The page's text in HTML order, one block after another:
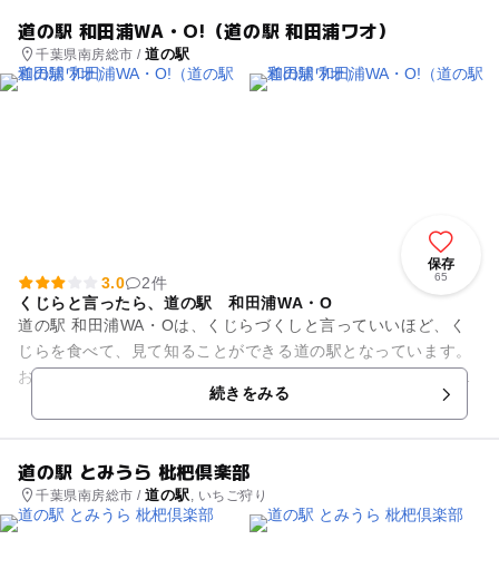
道の駅 和田浦WA・O!（道の駅 和田浦ワオ）
千葉県南房総市 /道の駅
保存
65
3.0
2件
くじらと言ったら、道の駅 和田浦WA・O
道の駅 和田浦WA・Oは、くじらづくしと言っていいほど、く
じらを食べて、見て知ることができる道の駅となっています。
お食事処では、くじら竜田揚げ定食やくじら給食、くじら以外
続きをみる
道の駅 とみうら 枇杷倶楽部
千葉県南房総市 /道の駅, いちご狩り